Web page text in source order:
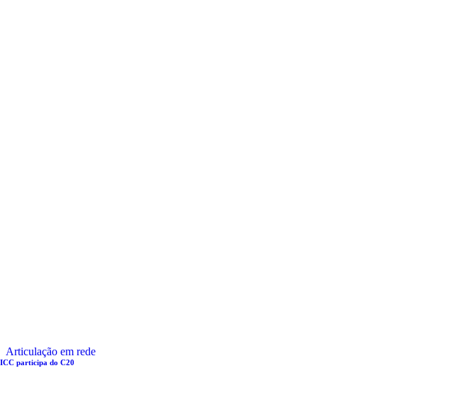
Articulação em rede
ICC participa do C20